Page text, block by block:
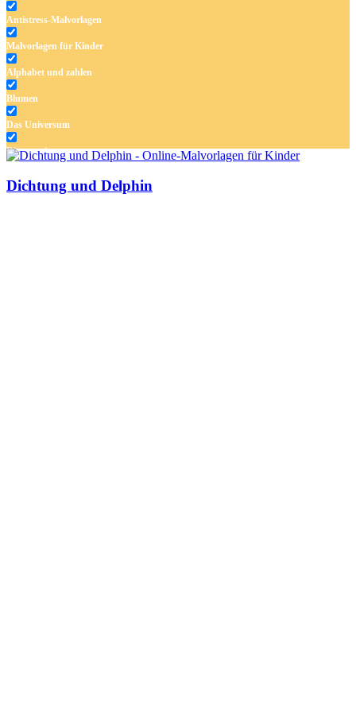
Antistress-Malvorlagen
Malvorlagen für Kinder
Alphabet und zahlen
Blumen
Das Universum
Dinosaurier
Dichtung und Delphin